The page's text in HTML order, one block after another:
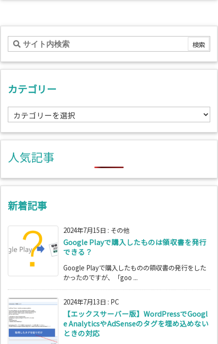
カテゴリー
カ
テ
ゴ
ー
人気記事
新着記事
2024年7月15日 : その他
Google Playで購入したものは領収書を発行
できる？
Google Playで購入したものの領収書の発行をした
かったのですが、「goo ...
2024年7月13日 : PC
【エックスサーバー版】WordPressでGoogl
e AnalyticsやAdSenseのタグを埋め込めない
ときの対応